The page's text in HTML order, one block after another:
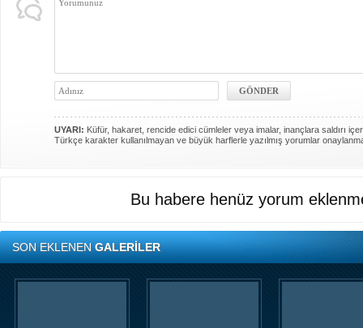
UYARI: Küfür, hakaret, rencide edici cümleler veya imalar, inançlara saldırı
Türkçe karakter kullanılmayan ve büyük harflerle yazılmış yorumlar
Bu habere henüz yorum
SON EKLENENGALERİLER